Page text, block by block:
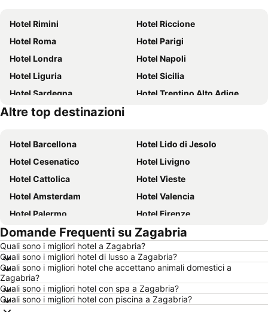
Hotel Rimini
Hotel Riccione
Hotel Roma
Hotel Parigi
Hotel Londra
Hotel Napoli
Hotel Liguria
Hotel Sicilia
Hotel Sardegna
Hotel Trentino Alto Adige
Hotel Puglia
Altre top destinazioni
Hotel Barcellona
Hotel Lido di Jesolo
Hotel Cesenatico
Hotel Livigno
Hotel Cattolica
Hotel Vieste
Hotel Amsterdam
Hotel Valencia
Hotel Palermo
Hotel Firenze
Hotel Sharm el-Sheikh
Hotel Caorle
Hotel Milano
Hotel Bellaria-Igea Marina
Hotel Milano Marittima
Hotel Venezia
Hotel New York
Hotel Alghero
Hotel Vienna
Hotel Toscana
Domande Frequenti su Zagabria
Quali sono i migliori hotel a Zagabria?
Quali sono i migliori hotel di lusso a Zagabria?
Quali sono i migliori hotel che accettano animali domestici a
Zagabria?
Quali sono i migliori hotel con spa a Zagabria?
Quali sono i migliori hotel con piscina a Zagabria?